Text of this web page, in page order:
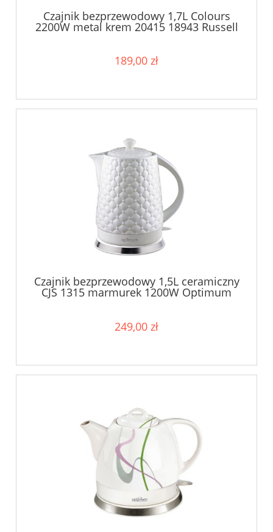
Czajnik bezprzewodowy 1,7L Colours
2200W metal krem 20415 18943 Russell
189,00 zł
Czajnik bezprzewodowy 1,5L ceramiczny
CJS 1315 marmurek 1200W Optimum
249,00 zł